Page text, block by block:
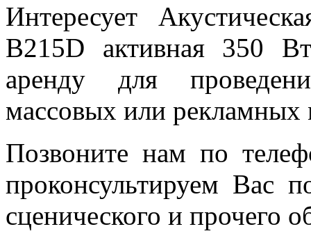
Интересует
B215D активная 350
аренду для
массовых или рекламных
Позвоните нам по
проконсультируем Вас
сценического и прочего